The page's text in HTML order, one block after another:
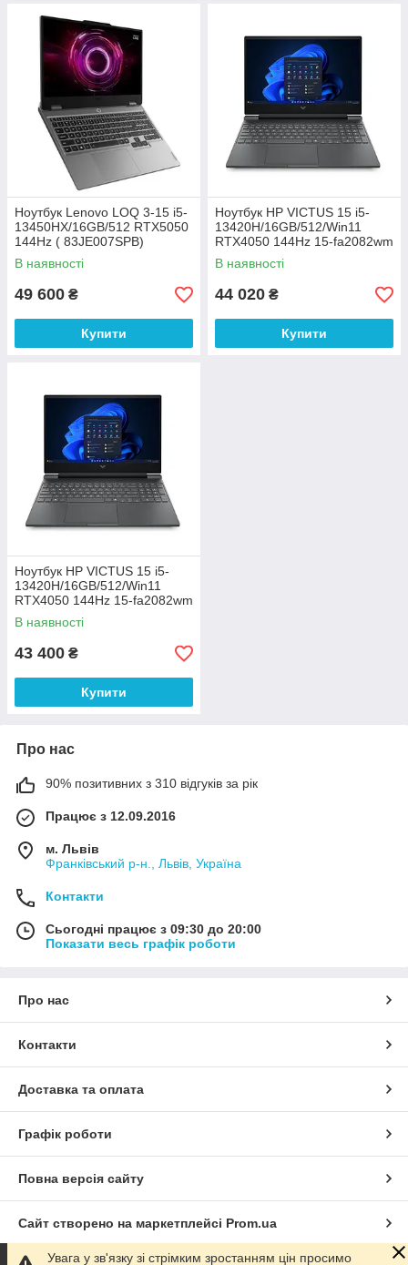
Ноутбук Lenovo LOQ 3-15 i5-
13450HX/16GB/512 RTX5050
144Hz ( 83JE007SPB)
В наявності
49 600 ₴
Купити
Ноутбук HP VICTUS 15 i5-
13420H/16GB/512/Win11
RTX4050 144Hz 15-fa2082wm
(B5EQ3UA)
В наявності
44 020 ₴
Купити
Ноутбук HP VICTUS 15 i5-
13420H/16GB/512/Win11
RTX4050 144Hz 15-fa2082wm
(B5EQ3UA)
В наявності
43 400 ₴
Купити
Про нас
90% позитивних з 310 відгуків за рік
Працює з 12.09.2016
м. Львів
Франківський р-н., Львів, Україна
Контакти
Сьогодні працює з 09:30 до 20:00
Показати весь графік роботи
Про нас
Контакти
Доставка та оплата
Графік роботи
Повна версія сайту
Сайт створено на маркетплейсі Prom.ua
Увага у зв'язку зі стрімким зростанням цін просимо